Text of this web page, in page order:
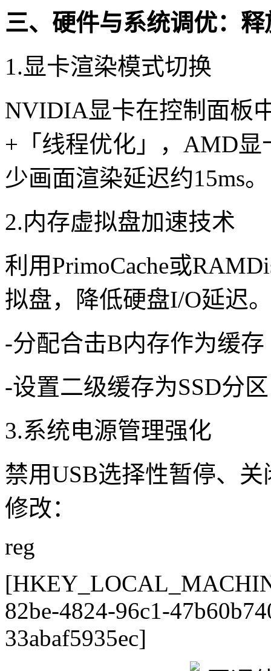
三、硬件与系统调优：
1.显卡渲染模式切换
NVIDIA显卡在控制面板
+「线程优化」，AMD
少画面渲染延迟约15ms。
2.内存虚拟盘加速技术
利用PrimoCache或
拟盘，降低硬盘I/O延迟
-分配合击B内存作为缓存
-设置二级缓存为SSD分区
3.系统电源管理强化
禁用USB选择性暂停、
修改：
reg
82be-4824-96c1-
33abaf5935ec]